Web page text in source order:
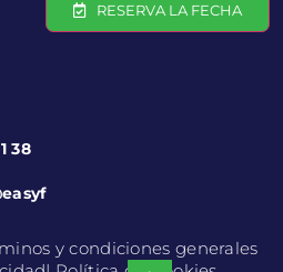
RESERVA LA FECHA
38
y condiciones generales